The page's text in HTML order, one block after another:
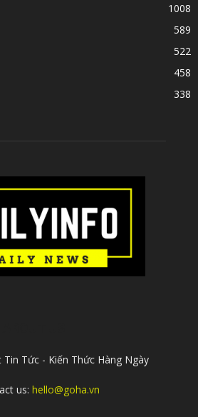
1008
589
522
458
338
Tin Tức - Kiến Thức Hàng Ngày
us: hello@goha.vn